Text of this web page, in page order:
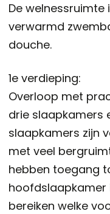
De welnessruimte
verwarmd
douche.
1e verdieping:
Overloop met
drie slaapkamers
slaapkamers zijn
met veel
hebben toegang
hoofdslaapkamer
bereiken welke